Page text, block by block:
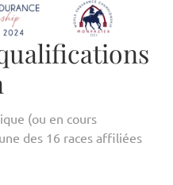
(ou en cours
des 16 races affiliées